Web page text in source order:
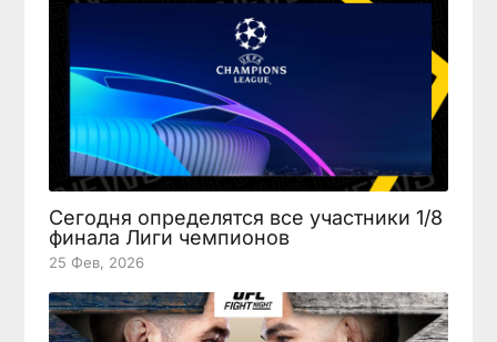
Сегодня определятся все участники 1/8
финала Лиги чемпионов
25 Фев, 2026